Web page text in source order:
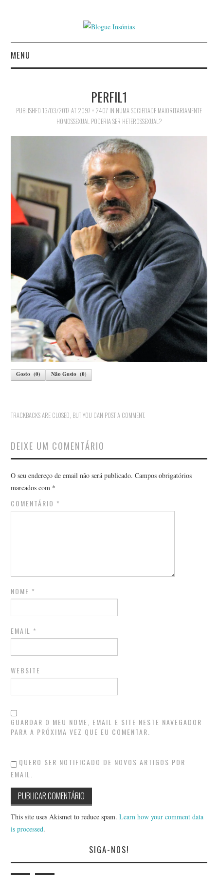
MENU
PRIVACIDADE
PERFIL1
PUBLISHED 13/03/2017 AT 2097 × 2407 IN NUMA SOCIEDADE MAIORITARIAMENTE
HOMOSSEXUAL PODERIA SER HETEROSSEXUAL?
Gosto (0) Não Gosto (0)
TRACKBACKS ARE CLOSED, BUT YOU CAN POST A COMMENT.
DEIXE UM COMENTÁRIO
O seu endereço de email não será publicado. Campos obrigatórios
marcados com *
COMENTÁRIO *
NOME *
EMAIL *
WEBSITE
GUARDAR O MEU NOME, EMAIL E SITE NESTE NAVEGADOR
PARA A PRÓXIMA VEZ QUE EU COMENTAR.
QUERO SER NOTIFICADO DE NOVOS ARTIGOS POR
EMAIL.
This site uses Akismet to reduce spam.Learn how your comment data
is processed.
SIGA-NOS!